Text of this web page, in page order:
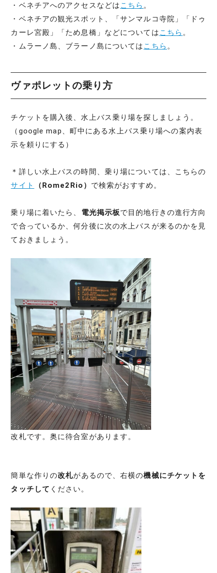
・ベネチアへのアクセスなどは こちら 。
・ベネチアの観光スポット、「サンマルコ寺院」「ドゥ
カーレ宮殿」「ため息橋」などについては こちら 。
・ムラーノ島、ブラーノ島については こちら 。
ヴァポレットの乗り方
チケットを購入後、水上バス乗り場を探しましょう。
（google map、町中にある水上バス乗り場への案内表
示を頼りにする）
＊詳しい水上バスの時間、乗り場については、こちらの
サイト
（Rome2Rio） で検索がおすすめ。
乗り場に着いたら、 電光掲示板で目的地行きの進行方向
で合っているか、何分後に次の水上バスが来るのかを見
ておきましょう。
改札です。奥に待合室があります。
簡単な作りの改札があるので、右横の機械にチケットを
タッチして ください。